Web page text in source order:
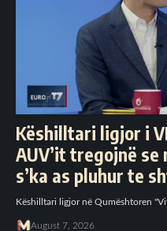
Këshilltari ligjor i
AUV’it tregojnë
s’ka as pluhur te
Këshilltari ligjor në Qumështoren
August 7, 2026